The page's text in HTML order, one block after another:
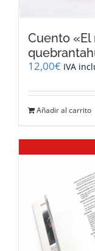
Cuento
12,00€ IVA
Añadir al carrito